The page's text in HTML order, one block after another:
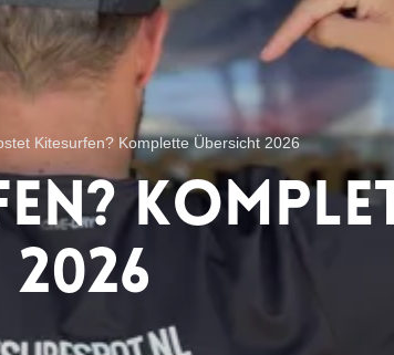
Kitesurfen? Komplette Übersicht 2026
2026